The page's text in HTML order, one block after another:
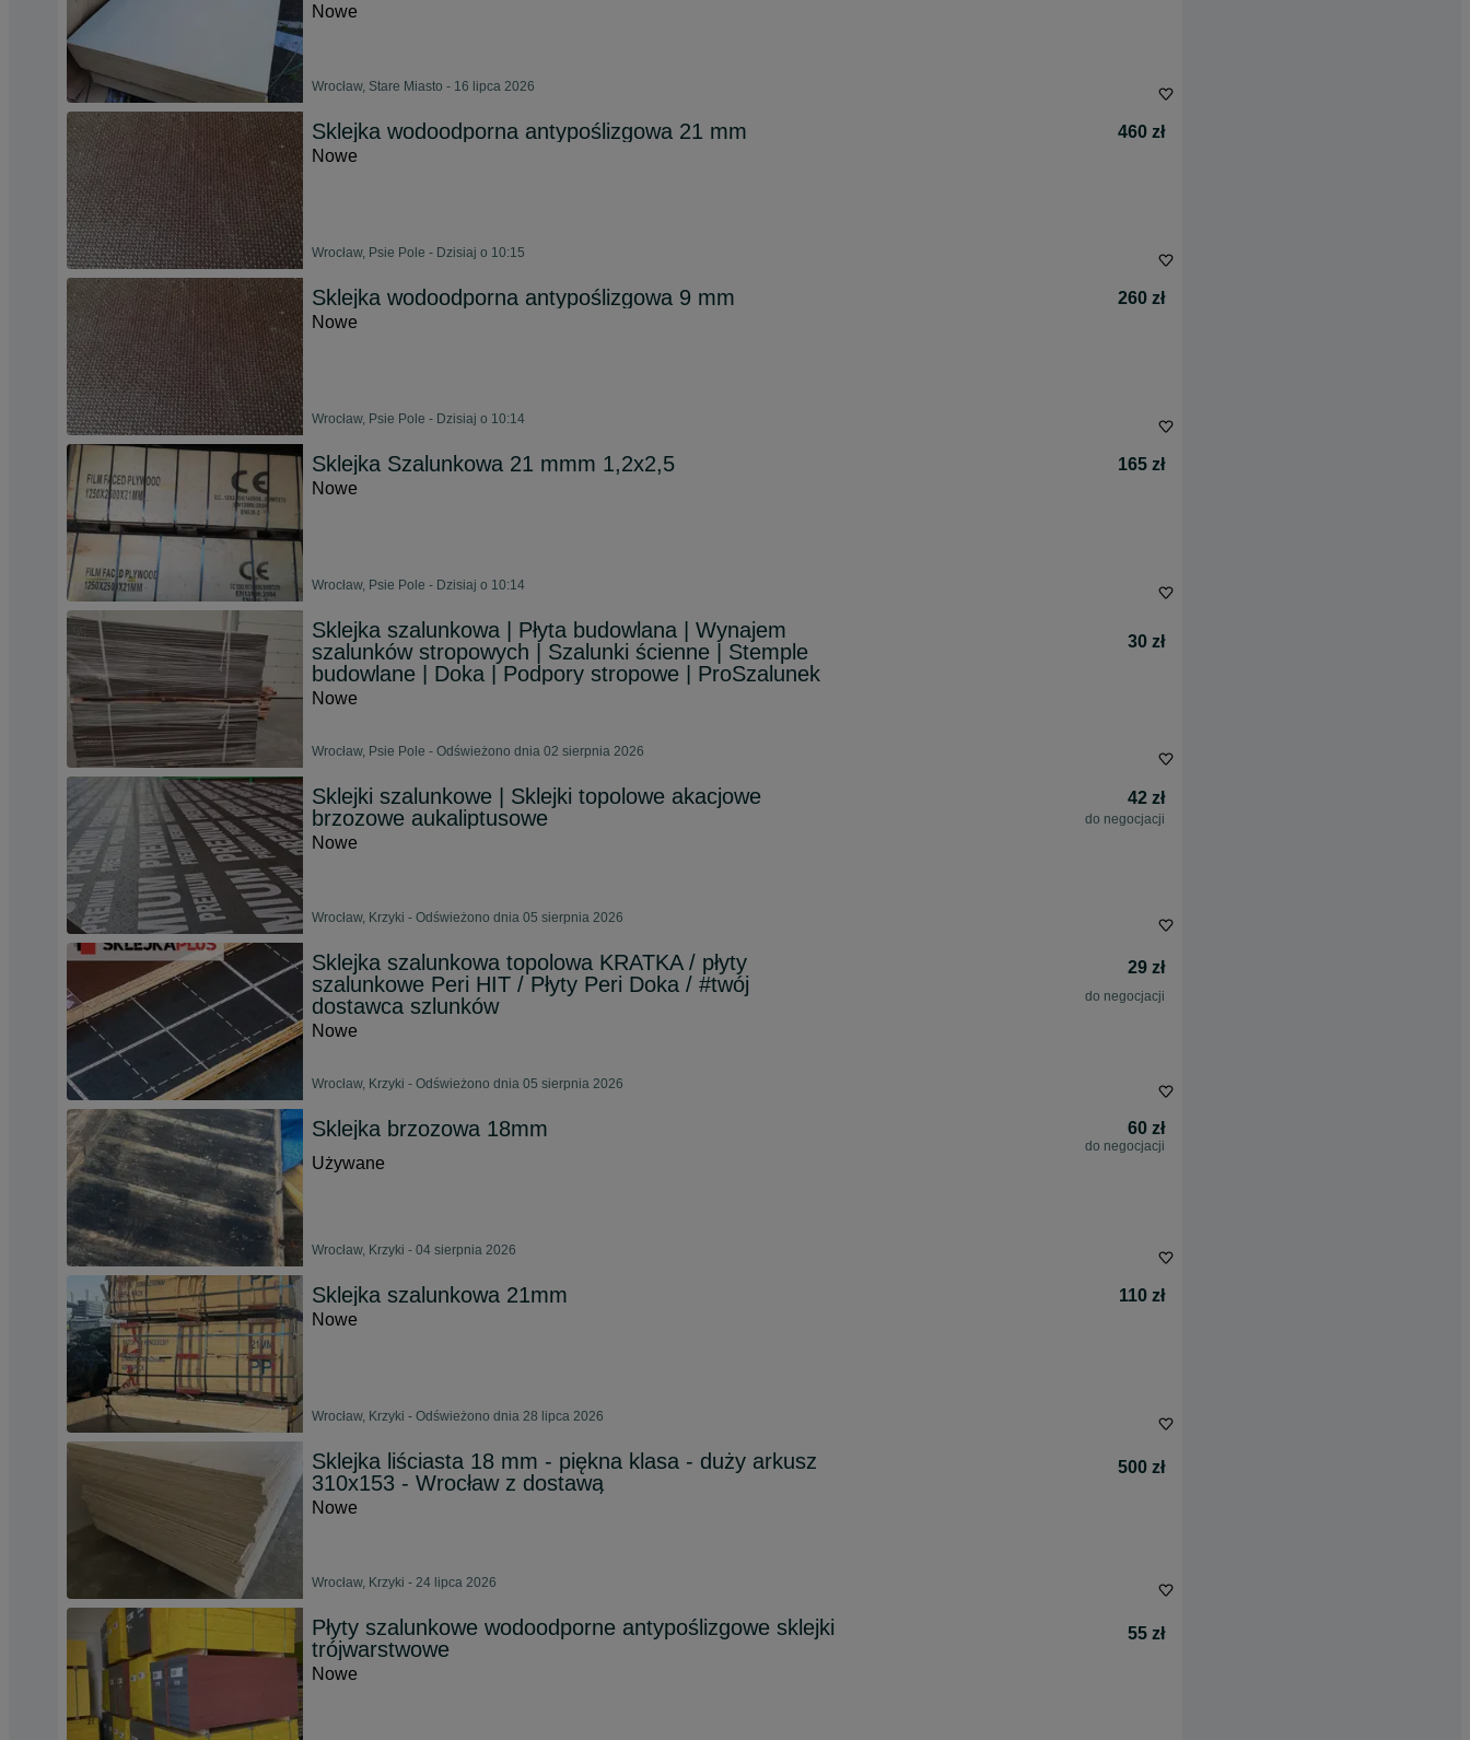
Nowe
Wrocław, Stare Miasto - 16 lipca 2026
Sklejka wodoodporna antypoślizgowa 21 mm
460 zł
Nowe
Wrocław, Psie Pole - Dzisiaj o 10:15
Sklejka wodoodporna antypoślizgowa 9 mm
260 zł
Nowe
Wrocław, Psie Pole - Dzisiaj o 10:14
Sklejka Szalunkowa 21 mmm 1,2x2,5
165 zł
Nowe
Wrocław, Psie Pole - Dzisiaj o 10:14
Sklejka szalunkowa | Płyta budowlana | Wynajem
szalunków stropowych | Szalunki ścienne | Stemple
budowlane | Doka | Podpory stropowe | ProSzalunek
30 zł
Nowe
Wrocław, Psie Pole - Odświeżono dnia 02 sierpnia 2026
Sklejki szalunkowe | Sklejki topolowe akacjowe
brzozowe aukaliptusowe
42 zł
do negocjacji
Nowe
Wrocław, Krzyki - Odświeżono dnia 05 sierpnia 2026
Sklejka szalunkowa topolowa KRATKA / płyty
szalunkowe Peri HIT / Płyty Peri Doka / #twój
dostawca szlunków
29 zł
do negocjacji
Nowe
Wrocław, Krzyki - Odświeżono dnia 05 sierpnia 2026
Sklejka brzozowa 18mm 60 zł
do negocjacji
Używane
Wrocław, Krzyki - 04 sierpnia 2026
Sklejka szalunkowa 21mm
110 zł
Nowe
Wrocław, Krzyki - Odświeżono dnia 28 lipca 2026
Sklejka liściasta 18 mm - piękna klasa - duży arkusz
310x153 - Wrocław z dostawą
500 zł
Nowe
Wrocław, Krzyki - 24 lipca 2026
Płyty szalunkowe wodoodporne antypoślizgowe sklejki
trójwarstwowe
55 zł
Nowe